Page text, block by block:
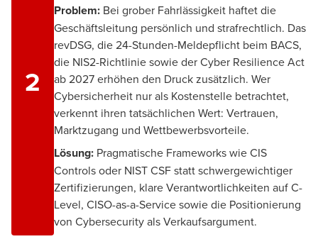
2
Problem: Bei grober Fahrlässigkeit haftet die
Geschäftsleitung persönlich und strafrechtlich. Das
revDSG, die 24-Stunden-Meldepflicht beim BACS,
die NIS2-Richtlinie sowie der Cyber Resilience Act
ab 2027 erhöhen den Druck zusätzlich. Wer
Cybersicherheit nur als Kostenstelle betrachtet,
verkennt ihren tatsächlichen Wert: Vertrauen,
Marktzugang und Wettbewerbsvorteile.
Lösung: Pragmatische Frameworks wie CIS
Controls oder NIST CSF statt schwergewichtiger
Zertifizierungen, klare Verantwortlichkeiten auf C-
Level, CISO-as-a-Service sowie die Positionierung
von Cybersecurity als Verkaufsargument.